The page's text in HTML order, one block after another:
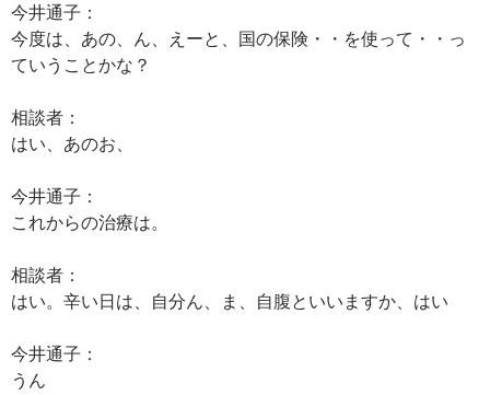
今井通子：
今度は、あの、ん、えーと、国の保険・・を使って・・っ
ていうことかな？
相談者：
はい、あのお、
今井通子：
これからの治療は。
相談者：
はい。辛い日は、自分ん、ま、自腹といいますか、はい
今井通子：
うん